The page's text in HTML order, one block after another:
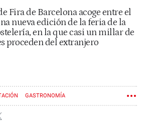
Fira de Barcelona acoge entre el
nueva edición de la feria de la
en la que casi un millar de
proceden del extranjero
GASTRONOMÍA